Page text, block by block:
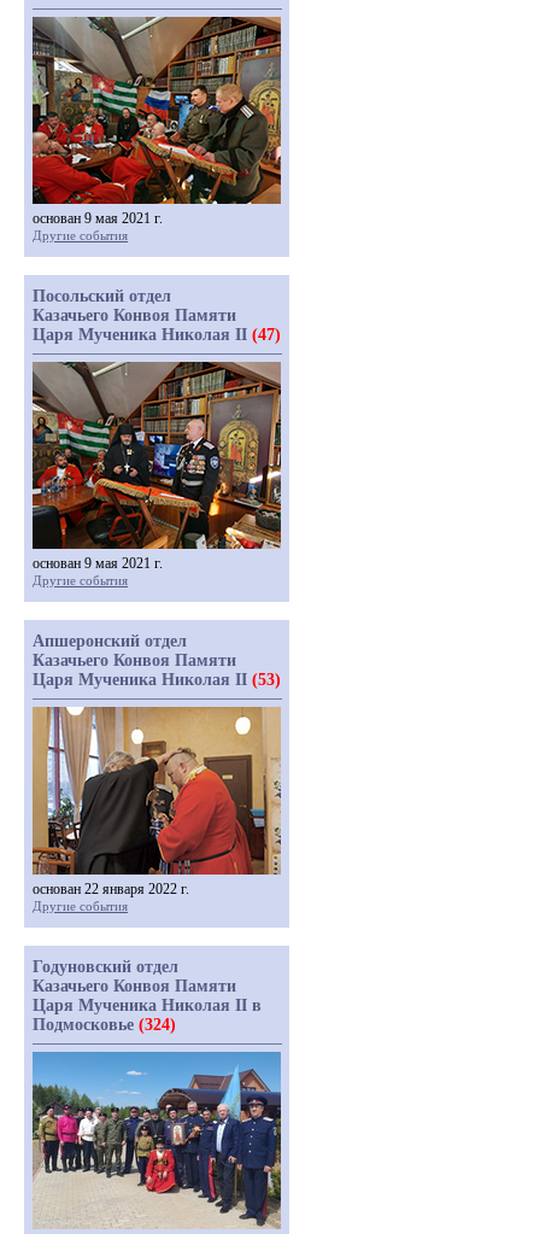
основан 9 мая 2021 г.
Другие события
Посольский отдел
Казачьего Конвоя Памяти
Царя Мученика Николая II (47)
основан 9 мая 2021 г.
Другие события
Апшеронский отдел
Казачьего Конвоя Памяти
Царя Мученика Николая II (53)
основан 22 января 2022 г.
Другие события
Годуновский отдел
Казачьего Конвоя Памяти
Царя Мученика Николая II в
Подмосковье (324)